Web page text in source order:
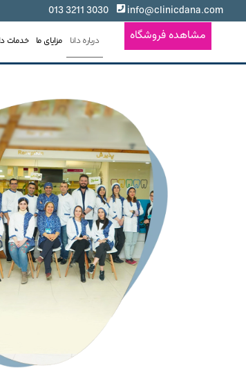
info@clinicdana.com
3030 3211 013
مشاهده فروشگاه درباره دانا مزایای ما خدمات